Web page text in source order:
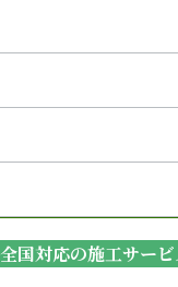
全国対応の施工サー